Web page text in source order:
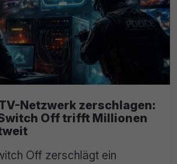
Netzwerk zerschlagen:
Off trifft Millionen
Off zerschlägt ein